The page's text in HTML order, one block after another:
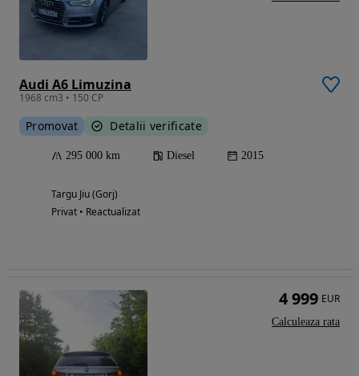
Audi A6 Limuzina
1968 cm3 • 150 CP
Promovat Detalii verificate
295 000 km Diesel 2015
Targu Jiu (Gorj)
Privat • Reactualizat
4 999 EUR
Calculeaza rata